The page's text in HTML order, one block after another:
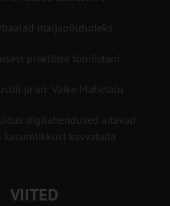
marjapõldudeks
praktilise tööriistani
ja äri: Väike Mahetalu
digilahendused aitavad
kasvatada
VIITED